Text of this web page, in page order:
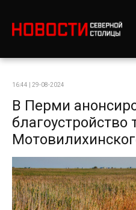
16:44 | 29-08-2024
В Перми
благоустройство